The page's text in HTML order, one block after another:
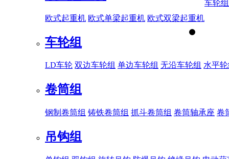
欧式起重机 欧式单梁起重机 欧式双梁起重机
车轮组
车轮组
LD车轮 双边车轮组 单边车轮组 无沿车轮组 水平
卷筒组
钢制卷筒组 铸铁卷筒组 抓斗卷筒组 卷筒轴承座 卷
吊钩组